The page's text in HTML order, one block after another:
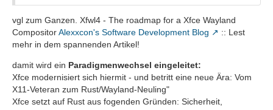
vgl zum Ganzen. Xfwl4 - The roadmap for a Xfce Wayland
CompositorAlexxcon's Software Development Blog
:: Lest
mehr in dem spannenden Artikel!
damit wird ein Paradigmenwechsel eingeleitet:
Xfce modernisiert sich hiermit - und betritt eine neue Ära: Vom
X11-Veteran zum Rust/Wayland-Neuling"
Xfce setzt auf Rust aus fogenden Gründen: Sicherheit,